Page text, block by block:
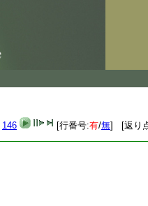
146 [行番号:有/無] [返り